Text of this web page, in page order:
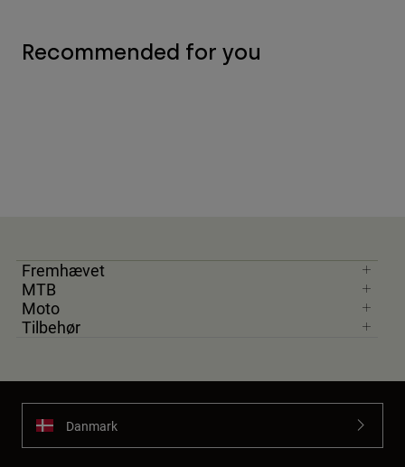
Recommended for you
Fremhævet
MTB
Moto
Tilbehør
Danmark